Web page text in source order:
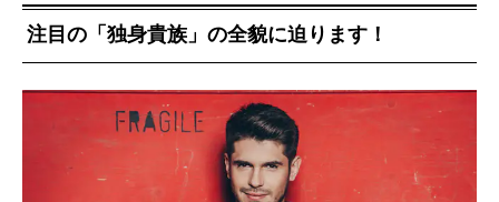
注目の「独身貴族」の全貌に迫ります！